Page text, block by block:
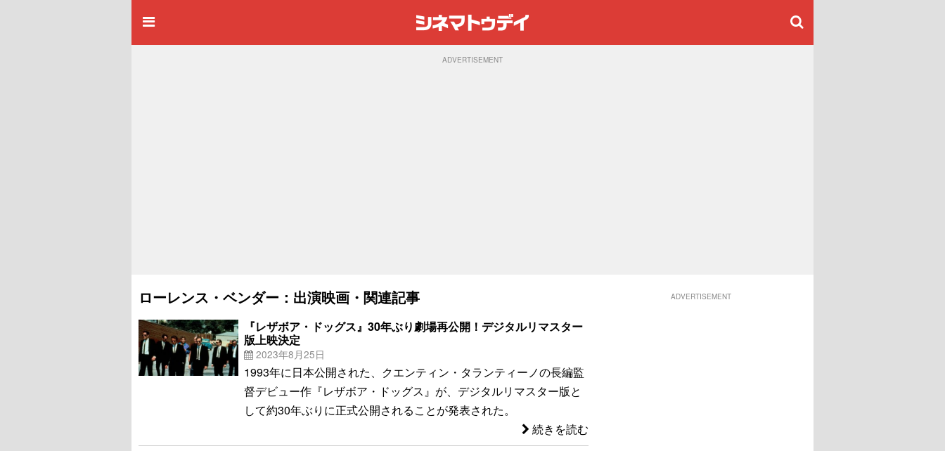
ADVERTISEMENT
ローレンス・ベンダー：出演映画・関連記事
『レザボア・ドッグス』30年ぶり劇場再公開！デジタルリマスター
版上映決定
2023年8月25日
1993年に日本公開された、クエンティン・タランティーノの長編監
督デビュー作『レザボア・ドッグス』が、デジタルリマスター版と
して約30年ぶりに正式公開されることが発表された。
続きを読む
ADVERTISEMENT